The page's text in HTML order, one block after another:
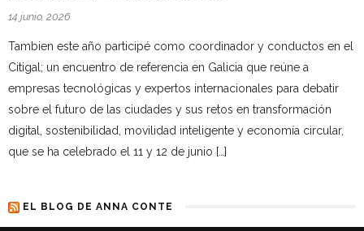
14 junio, 2026
Tambien este año participé como coordinador y conductos en el
Citigal; un encuentro de referencia en Galicia que reúne a
empresas tecnológicas y expertos internacionales para debatir
sobre el futuro de las ciudades y sus retos en transformación
digital, sostenibilidad, movilidad inteligente y economía circular,
que se ha celebrado el 11 y 12 de junio […]
EL BLOG DE ANNA CONTE